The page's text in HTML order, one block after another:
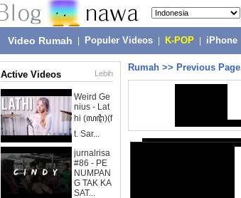
Video Rumah Populer Videos K-POP iPhone
Active Videos Lebih
Weird Ge
nius - Lat
hi (ꦭꦛꦶ)(f
t. Sar...
jurnalrisa
#86 - PE
NUMPAN
G TAK KA
SAT...
Rumah >> Previous Page